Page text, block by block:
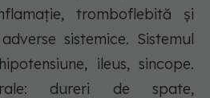
tromboflebită şi
sistemice. Sistemul
ileus, sincope.
dureri de spate,